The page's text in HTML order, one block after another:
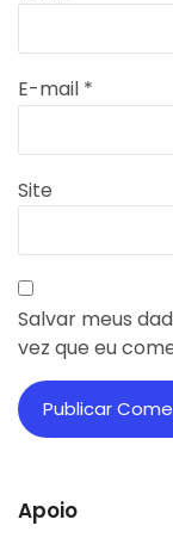
E-mail *
Site
Salvar meus
vez que eu
Apoio